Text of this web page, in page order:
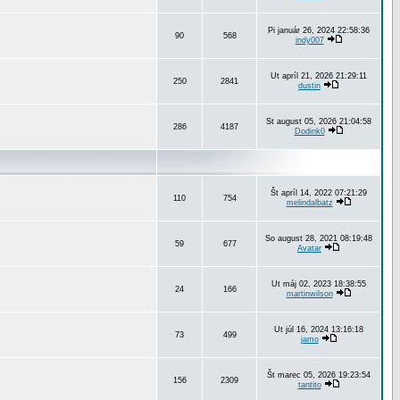
90 568
Pi január 26, 2024 22:58:36
indy007
250 2841
Ut apríl 21, 2026 21:29:11
dustin
286 4187
St august 05, 2026 21:04:58
Dodink0
110 754
Št apríl 14, 2022 07:21:29
melindalbatz
59 677
So august 28, 2021 08:19:48
Avatar
24 166
Ut máj 02, 2023 18:38:55
martinwilson
73 499
Ut júl 16, 2024 13:16:18
jamo
156 2309
Št marec 05, 2026 19:23:54
tantito